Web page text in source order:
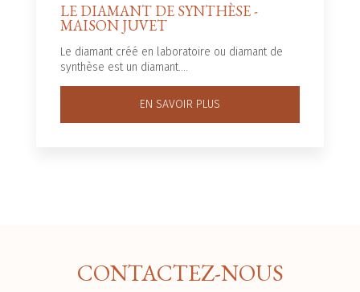
LE DIAMANT DE SYNTHÈSE -
MAISON JUVET
Le diamant créé en laboratoire ou diamant de
synthèse est un diamant....
EN SAVOIR PLUS
CONTACTEZ-NOUS